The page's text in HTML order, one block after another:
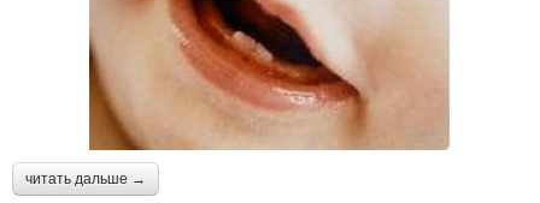
читать дальше →